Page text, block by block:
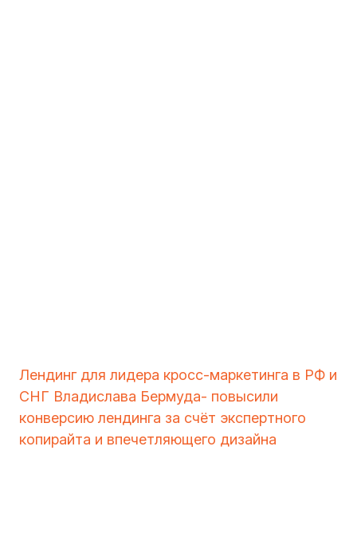
Лендинг для лидера кросс-маркетинга в РФ и
СНГ Владислава Бермуда- повысили
конверсию лендинга за счёт экспертного
копирайта и впечетляющего дизайна